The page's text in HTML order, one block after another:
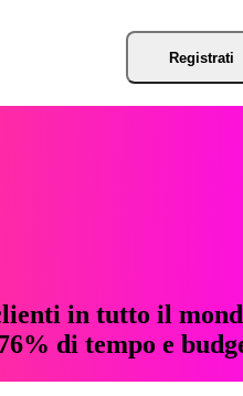
Registrati
in tutto il
di tempo e